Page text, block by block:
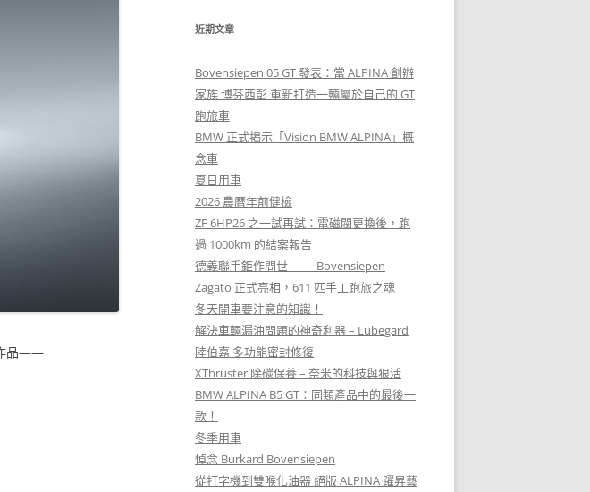
品——
近期文章
Bovensiepen 05 GT 發表：當 ALPINA 創辦
家族 博芬西彭 重新打造一輛屬於自己的 GT
跑旅車
BMW 正式揭示「Vision BMW ALPINA」概
念車
夏日用車
2026 農曆年前健檢
ZF 6HP26 之一試再試：電磁閥更換後，跑
過 1000km 的結案報告
德義聯手鉅作問世 —— Bovensiepen
Zagato 正式亮相，611 匹手工跑旅之魂
冬天開車要注意的知識！
解決車輛漏油問題的神奇利器 – Lubegard
陸伯嘉 多功能密封修復
XThruster 除碳保養 – 奈米的科技與狠活
BMW ALPINA B5 GT：同類產品中的最後一
款！
冬季用車
悼念 Burkard Bovensiepen
從打字機到雙喉化油器 絕版 ALPINA 躍昇藝